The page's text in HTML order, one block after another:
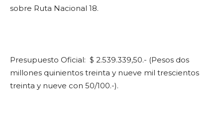
sobre Ruta Nacional 18.
Presupuesto Oficial: $ 2.539.339,50.- (Pesos dos
millones quinientos treinta y nueve mil trescientos
treinta y nueve con 50/100.-).